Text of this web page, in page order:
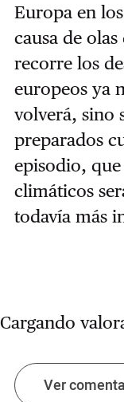
Europa en
causa de
recorre los
europeos ya
volverá, sino
preparados
episodio,
climáticos
todavía más
Cargando
Ver